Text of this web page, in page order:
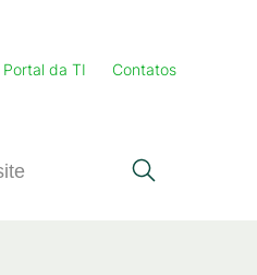
Portal da TI Contatos